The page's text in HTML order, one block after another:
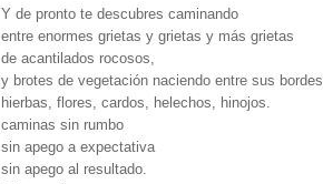
Y de pronto te descubres caminando
entre enormes grietas y grietas y más grietas
de acantilados rocosos,
y brotes de vegetación naciendo entre sus bordes,
hierbas, flores, cardos, helechos, hinojos.
caminas sin rumbo
sin apego a expectativa
sin apego al resultado.